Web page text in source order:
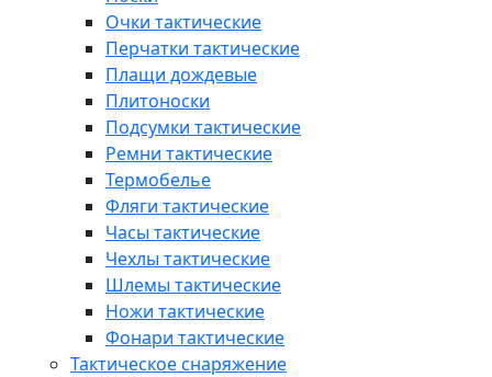
Очки тактические
Перчатки тактические
Плащи дождевые
Плитоноски
Подсумки тактические
Ремни тактические
Термобелье
Фляги тактические
Часы тактические
Чехлы тактические
Шлемы тактические
Ножи тактические
Фонари тактические
Тактическое снаряжение